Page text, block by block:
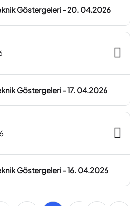
Göstergeleri - 20. 04.2026
Göstergeleri - 17. 04.2026
Göstergeleri - 16. 04.2026